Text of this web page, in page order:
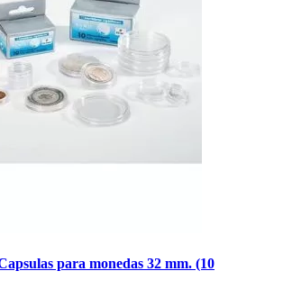
para monedas 32 mm. (10